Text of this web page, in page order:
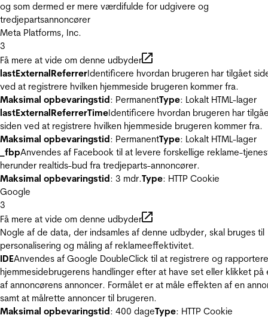
og som dermed er mere værdifulde for udgivere og
tredjepartsannoncører
Meta Platforms, Inc.
3
Få mere at vide om denne udbyder
lastExternalReferrerIdentificere hvordan brugeren har tilgået
ved at registrere hvilken hjemmeside brugeren kommer fra.
Maksimal opbevaringstid: PermanentType: Lokalt HTML-lager
lastExternalReferrerTimeIdentificere hvordan brugeren har
siden ved at registrere hvilken hjemmeside brugeren kommer fra.
Maksimal opbevaringstid: PermanentType: Lokalt HTML-lager
_fbpAnvendes af Facebook til at levere forskellige reklame-
herunder realtids-bud fra tredjeparts-annoncører.
Maksimal opbevaringstid: 3 mdr.Type: HTTP Cookie
Google
3
Få mere at vide om denne udbyder
Nogle af de data, der indsamles af denne udbyder, skal bruges til
personalisering og måling af reklameeffektivitet.
IDEAnvendes af Google DoubleClick til at registrere og
hjemmesidebrugerens handlinger efter at have set eller klikket på
af annoncørens annoncer. Formålet er at måle effekten af en
samt at målrette annoncer til brugeren.
Maksimal opbevaringstid: 400 dageType: HTTP Cookie